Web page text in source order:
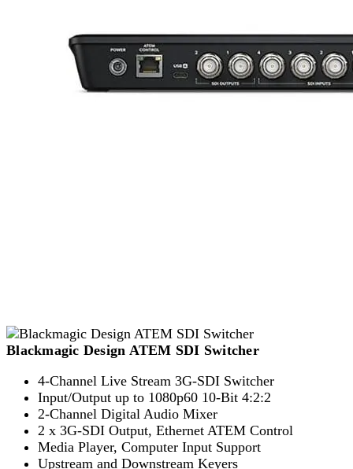
Blackmagic Design ATEM SDI Switcher
4-Channel Live Stream 3G-SDI Switcher
Input/Output up to 1080p60 10-Bit 4:2:2
2-Channel Digital Audio Mixer
2 x 3G-SDI Output, Ethernet ATEM Control
Media Player, Computer Input Support
Upstream and Downstream Keyers